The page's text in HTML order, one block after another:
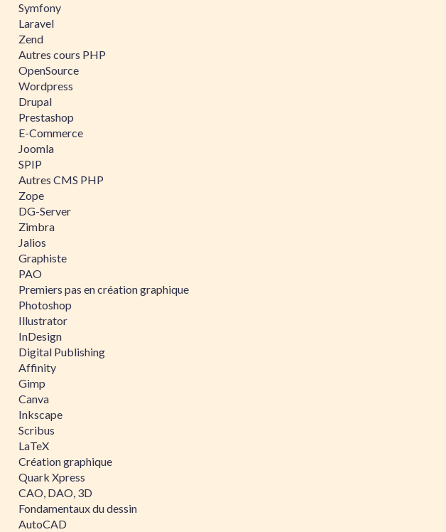
Symfony
Laravel
Zend
Autres cours PHP
OpenSource
Wordpress
Drupal
Prestashop
E-Commerce
Joomla
SPIP
Autres CMS PHP
Zope
DG-Server
Zimbra
Jalios
Graphiste
PAO
Premiers pas en création graphique
Photoshop
Illustrator
InDesign
Digital Publishing
Affinity
Gimp
Canva
Inkscape
Scribus
LaTeX
Création graphique
Quark Xpress
CAO, DAO, 3D
Fondamentaux du dessin
AutoCAD